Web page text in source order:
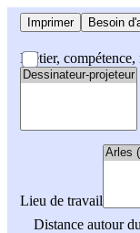
Imprimer Besoin
Métier,
Lieu de travail
Distance autour